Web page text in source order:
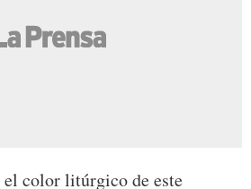
el color litúrgico de este